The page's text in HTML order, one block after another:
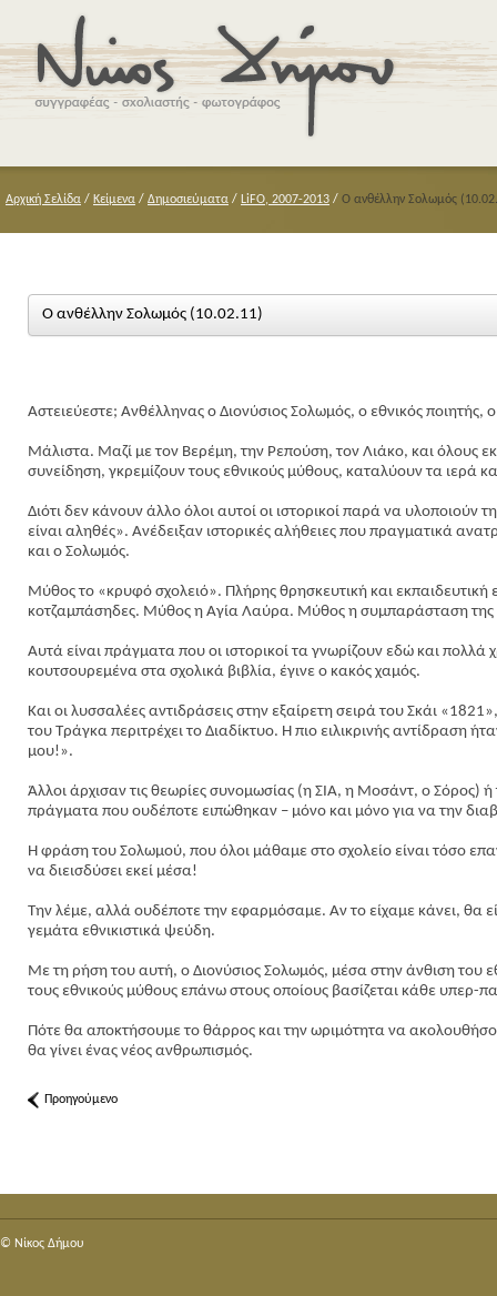
Αρχική Σελίδα / Κείμενα / Δημοσιεύματα / LiFO, 2007-2013 / Ο ανθέλλην Σολωμός
Ο ανθέλλην Σολωμός (10.02.11)
Αστειεύεστε; Ανθέλληνας ο Διονύσιος Σολωμός, ο εθνικός ποιητής,
Μάλιστα. Μαζί με τον Βερέμη, την Ρεπούση, τον Λιάκο, και όλους
συνείδηση, γκρεμίζουν τους εθνικούς μύθους, καταλύουν τα ιερά
Διότι δεν κάνουν άλλο όλοι αυτοί οι ιστορικοί παρά να
είναι αληθές». Ανέδειξαν ιστορικές αλήθειες που πραγματικά
και ο Σολωμός.
Μύθος το «κρυφό σχολειό». Πλήρης θρησκευτική και εκπαιδευτική
κοτζαμπάσηδες. Μύθος η Αγία Λαύρα. Μύθος η συμπαράσταση της
Αυτά είναι πράγματα που οι ιστορικοί τα γνωρίζουν εδώ και
κουτσουρεμένα στα σχολικά βιβλία, έγινε ο κακός χαμός.
Και οι λυσσαλέες αντιδράσεις στην εξαίρετη σειρά του Σκάι
του Τράγκα περιτρέχει το Διαδίκτυο. Η πιο ειλικρινής
μου!».
Άλλοι άρχισαν τις θεωρίες συνομωσίας (η ΣΙΑ, η Μοσάντ, ο Σόρος) ή
πράγματα που ουδέποτε ειπώθηκαν – μόνο και μόνο για να την
Η φράση του Σολωμού, που όλοι μάθαμε στο σχολείο είναι τόσο
να διεισδύσει εκεί μέσα!
Την λέμε, αλλά ουδέποτε την εφαρμόσαμε. Αν το είχαμε κάνει, θα
γεμάτα εθνικιστικά ψεύδη.
Με τη ρήση του αυτή, ο Διονύσιος Σολωμός, μέσα στην άνθιση του
τους εθνικούς μύθους επάνω στους οποίους βασίζεται κάθε υπερ-
Πότε θα αποκτήσουμε το θάρρος και την ωριμότητα να
θα γίνει ένας νέος ανθρωπισμός.
Προηγούμενο
© Nίκος Δήμου